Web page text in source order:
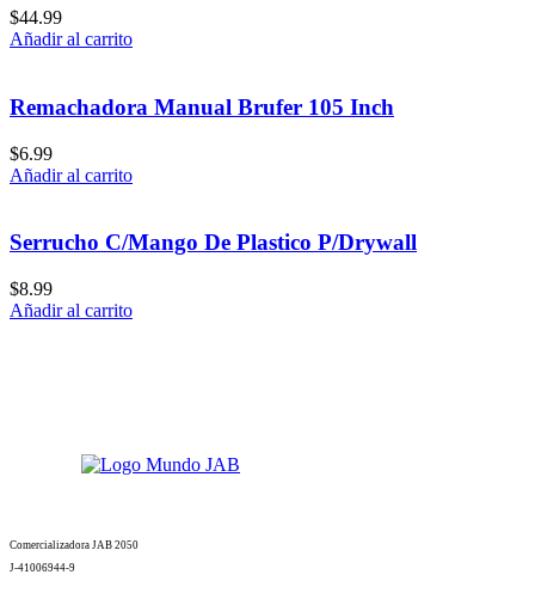
$44.99
Añadir al carrito
Remachadora Manual Brufer 105 Inch
$6.99
Añadir al carrito
Serrucho C/Mango De Plastico P/Drywall
$8.99
Añadir al carrito
Comercializadora JAB 2050
J-41006944-9